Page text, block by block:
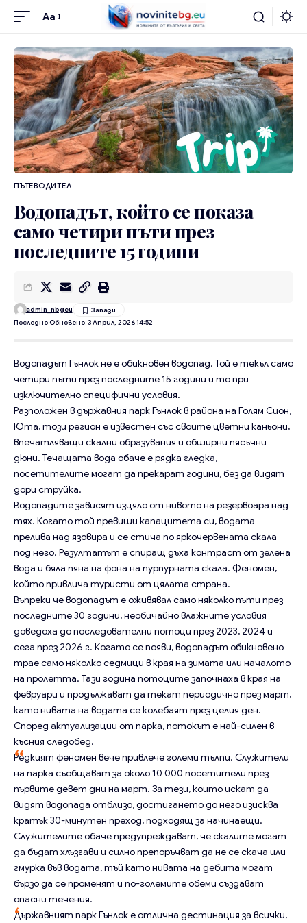
Aa
ПЪТЕВОДИТЕЛ
Водопадът, който се показа
само четири пъти през
последните 15 години
Последно Обновено: 3 Април, 2026 14:52
admin_nbgeu
Водопадът Гънлокне е обикновен водопад. Той е текъл само
четири пъти през последните 15 години и то при
изключително специфични условия.
Разположен в държавния парк Гънлок в района на Голям Сион,
Юта, този регион е известен със своите цветни каньони,
впечатляващи скални образувания и обширни пясъчни
дюни. Течащата вода обаче е рядка гледка,
посетителите могат да прекарат години, без да видят
дори струйка.
Водопадите зависят изцяло от нивото на резервоара над
тях. Когато той превиши капацитета си, водата
прелива над язовира и се стича по яркочервената скала
под него. Резултатът е спиращ дъха контраст от зелена
вода и бяла пяна на фона на пурпурната скала. Феномен,
който привлича туристи от цялата страна.
Въпреки че водопадът е оживявал само няколко пъти през
последните 30 години, необичайно влажните условия
доведоха до последователни потоци през 2023, 2024 и
сега през 2026 г. Когато се появи, водопадът обикновено
трае само няколко седмици в края на зимата или началото
на пролетта. Тази година потоците започнаха в края на
февруари и продължават да текат периодично през март,
като нивата на водата се колебаят през целия ден.
Според актуализации от парка, потокът е най-силен в
късния следобед.
Редкият феномен вече привлече големи тълпи. Служители
на парка съобщават за около 10 000 посетители през
първите девет дни на март. За тези, които искат да
видят водопада отблизо, достигането до него изисква
кратък 30-минутен преход, подходящ за начинаещи.
Служителите обаче предупреждават, че скалите могат
да бъдат хлъзгави и силно препоръчват да не се скача или
гмурка във водата, тъй като нивата на дебита могат
бързо да се променят и по-големите обеми създават
опасни течения.
Държавният парк Гънлок е отлична дестинация за всички,